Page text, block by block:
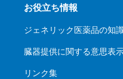
お役立ち情報
ジェネリック医薬品の知
臓器提供に関する意思表
リンク集